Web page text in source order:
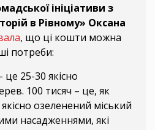
ініціативи з
в Рівному» Оксана
, що ці кошти можна
потреби:
це 25-30 якісно
100 тисяч – це, як
озеленений міський
насадженнями, які